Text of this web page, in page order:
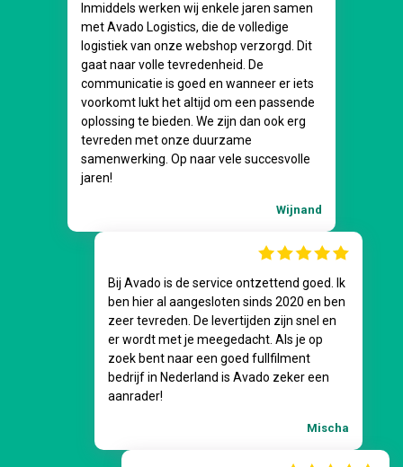
Inmiddels werken wij enkele jaren samen
met Avado Logistics, die de volledige
logistiek van onze webshop verzorgd. Dit
gaat naar volle tevredenheid. De
communicatie is goed en wanneer er iets
voorkomt lukt het altijd om een passende
oplossing te bieden. We zijn dan ook erg
tevreden met onze duurzame
samenwerking. Op naar vele succesvolle
jaren!
Wijnand
Bij Avado is de service ontzettend goed. Ik
ben hier al aangesloten sinds 2020 en ben
zeer tevreden. De levertijden zijn snel en
er wordt met je meegedacht. Als je op
zoek bent naar een goed fullfilment
bedrijf in Nederland is Avado zeker een
aanrader!
Mischa